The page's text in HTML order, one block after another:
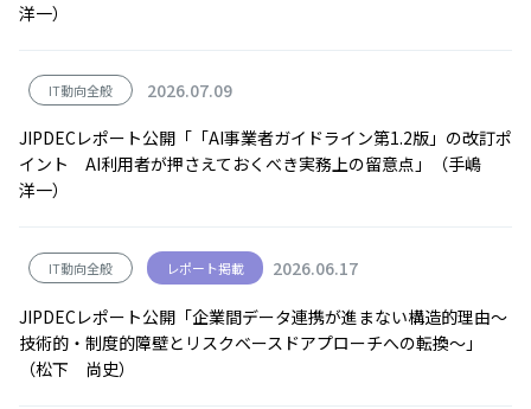
洋一）
IT動向全般
2026.07.09
JIPDECレポート公開「「AI事業者ガイドライン第1.2版」の改訂ポ
イント AI利用者が押さえておくべき実務上の留意点」（手嶋
洋一）
IT動向全般 レポート掲載 2026.06.17
JIPDECレポート公開「企業間データ連携が進まない構造的理由～
技術的・制度的障壁とリスクベースドアプローチへの転換～」
（松下 尚史）